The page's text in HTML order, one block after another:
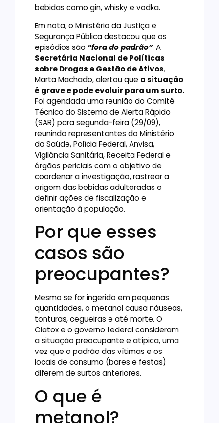
bebidas como gin, whisky e vodka.
Em nota, o Ministério da Justiça e
Segurança Pública destacou que os
episódios são “fora do padrão”. A
Secretária Nacional de Políticas
sobre Drogas e Gestão de Ativos,
Marta Machado, alertou que a situação
é grave e pode evoluir para um surto.
Foi agendada uma reunião do Comitê
Técnico do Sistema de Alerta Rápido
(SAR) para segunda-feira (29/09),
reunindo representantes do Ministério
da Saúde, Polícia Federal, Anvisa,
Vigilância Sanitária, Receita Federal e
órgãos periciais com o objetivo de
coordenar a investigação, rastrear a
origem das bebidas adulteradas e
definir ações de fiscalização e
orientação à população.
Por que esses
casos são
preocupantes?
Mesmo se for ingerido em pequenas
quantidades, o metanol causa náuseas,
tonturas, cegueiras e até morte. O
Ciatox e o governo federal consideram
a situação preocupante e atípica, uma
vez que o padrão das vítimas e os
locais de consumo (bares e festas)
diferem de surtos anteriores.
O que é
metanol?